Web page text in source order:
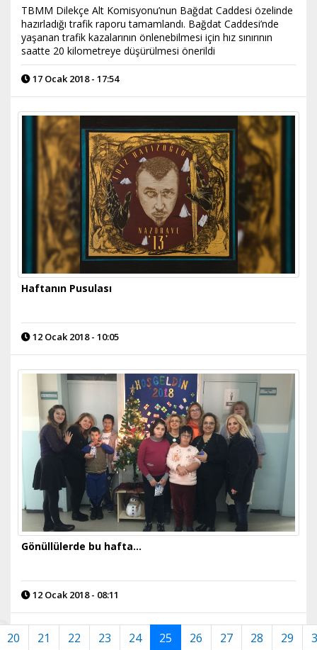
TBMM Dilekçe Alt Komisyonu’nun Bağdat Caddesi özelinde
hazırladığı trafik raporu tamamlandı. Bağdat Caddesi’nde
yaşanan trafik kazalarının önlenebilmesi için hız sınırının
saatte 20 kilometreye düşürülmesi önerildi
17 Ocak 2018 - 17:54
Haftanın Pusulası
12 Ocak 2018 - 10:05
Gönüllülerde bu hafta...
12 Ocak 2018 - 08:11
20 21 22 23 24 25 26 27 28 29